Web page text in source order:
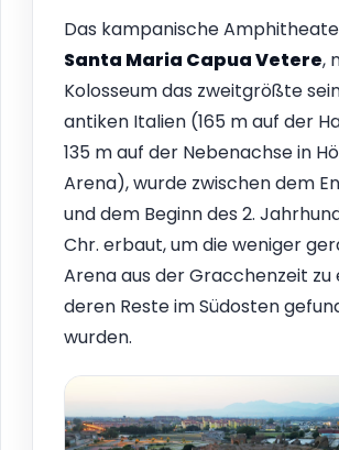
Das kampanische
Santa Maria Capua Vetere,
Kolosseum das zweitgrößte
antiken Italien (165 m auf der
135 m auf der Nebenachse in
Arena), wurde zwischen dem
und dem Beginn des 2.
Chr. erbaut, um die weniger
Arena aus der Gracchenzeit zu
deren Reste im Südosten
wurden.